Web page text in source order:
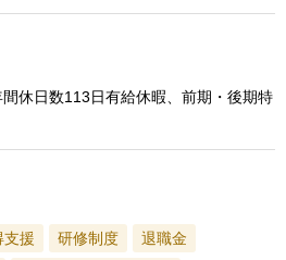
休日数113日有給休暇、前期・後期特
支援 研修制度
退職金